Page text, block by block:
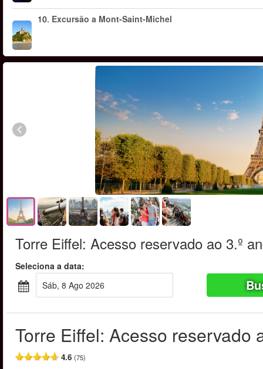
10. Excursão a Mont-Saint-Michel
Torre Eiffel: Acesso reservado ao 3.º
Seleciona a data:
Sáb, 8 Ago 2026
Torre Eiffel: Acesso reservado
4.6 (75)